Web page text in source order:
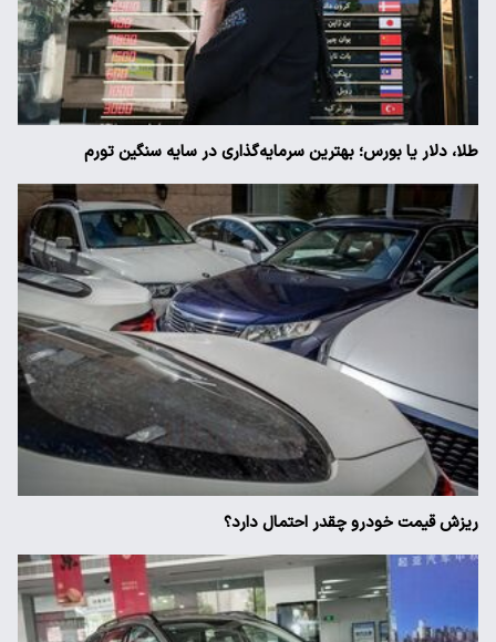
طلا، دلار یا بورس؛ بهترین سرمایه‌گذاری در سایه سنگین تورم
ریزش قیمت خودرو چقدر احتمال دارد؟